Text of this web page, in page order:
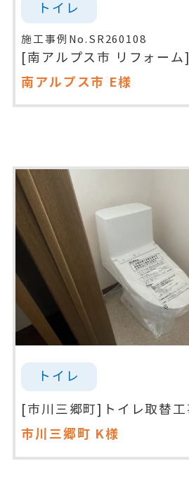
トイレ
施工事例No.SR260108
[南アルプス市 リフォー
南アルプス市 E様
トイレ
[市川三郷町]トイレ取替工
市川三郷町 K様